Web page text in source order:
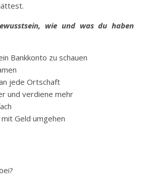
wie und was du haben
Bankkonto zu schauen
jede Ortschaft
und verdiene mehr
Geld umgehen